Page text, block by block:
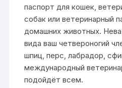
паспорт для кошек,
собак или ветеринарный
домашних животных.
вида ваш четвероногий
шпиц, перс, лабрадор,
международный
подойдёт всем.